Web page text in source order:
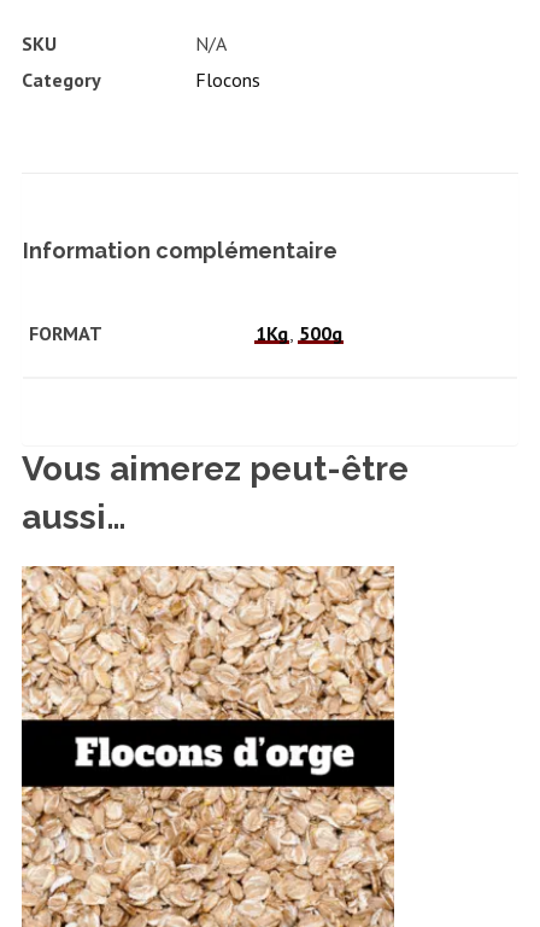
SKU
N/A
Category
Flocons
Information complémentaire
FORMAT 1Kg, 500g
Vous aimerez peut-être
aussi…